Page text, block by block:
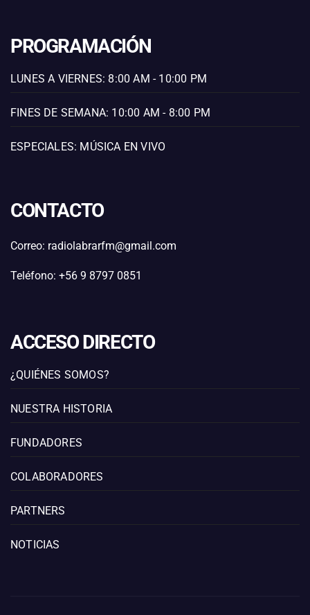
PROGRAMACIÓN
LUNES A VIERNES: 8:00 AM - 10:00 PM
FINES DE SEMANA: 10:00 AM - 8:00 PM
ESPECIALES: MÚSICA EN VIVO
CONTACTO
Correo: radiolabrarfm@gmail.com
Teléfono: +56 9 8797 0851
ACCESO DIRECTO
¿QUIÉNES SOMOS?
NUESTRA HISTORIA
FUNDADORES
COLABORADORES
PARTNERS
NOTICIAS